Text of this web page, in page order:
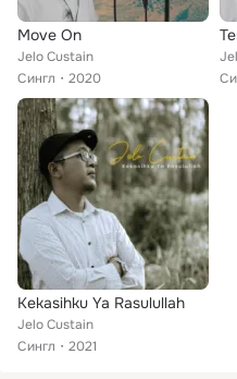
Move On
Jelo Custain
Сингл
2020
Kekasihku Ya Rasulullah
Jelo Custain
Сингл
2021